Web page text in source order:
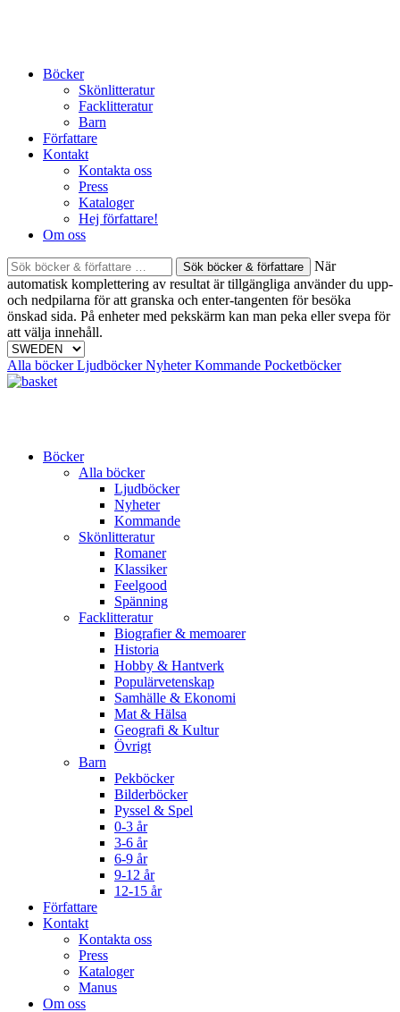
Böcker
Skönlitteratur
Facklitteratur
Barn
Författare
Kontakt
Kontakta oss
Press
Kataloger
Hej författare!
Om oss
Sök
böcker
&
författare
efter:
När
automatisk komplettering av resultat är tillgängliga använder du upp-
och nedpilarna för att granska och enter-tangenten för besöka
önskad sida. På enheter med pekskärm kan man peka eller svepa för
att välja innehåll.
Alla böckerLjudböckerNyheterKommande Pocketböcker
Böcker
Alla böcker
Ljudböcker
Nyheter
Kommande
Skönlitteratur
Romaner
Klassiker
Feelgood
Spänning
Facklitteratur
Biografier & memoarer
Historia
Hobby & Hantverk
Populärvetenskap
Samhälle & Ekonomi
Mat & Hälsa
Geografi & Kultur
Övrigt
Barn
Pekböcker
Bilderböcker
Pyssel & Spel
0-3 år
3-6 år
6-9 år
9-12 år
12-15 år
Författare
Kontakt
Kontakta oss
Press
Kataloger
Manus
Om oss